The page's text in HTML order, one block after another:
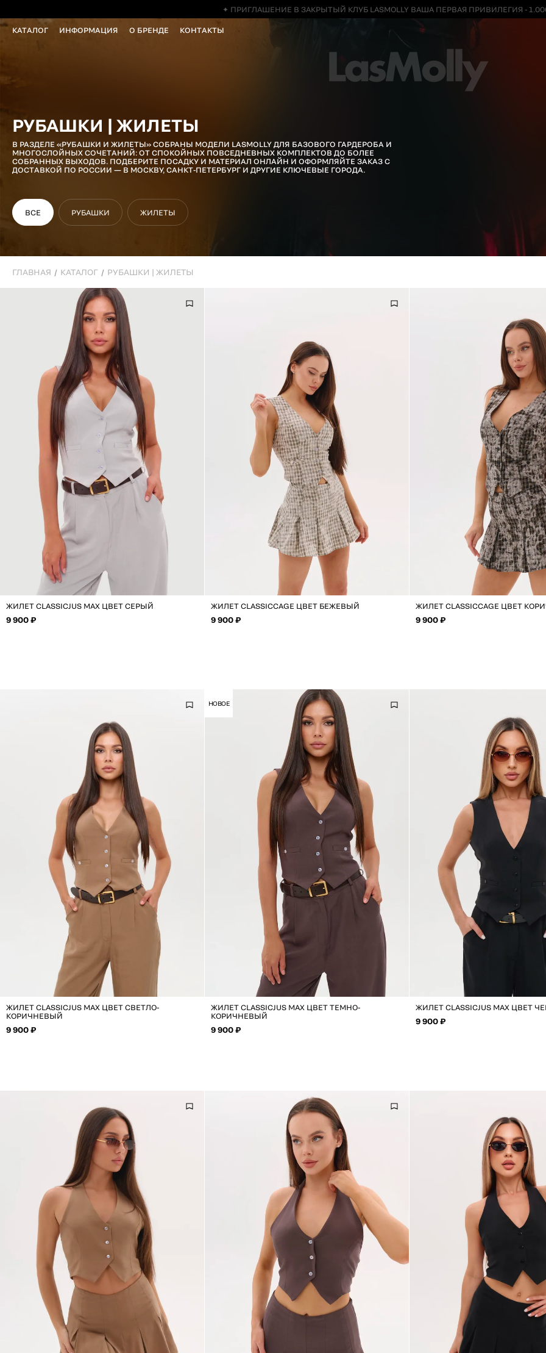
✦ ПРИГЛАШЕНИЕ В ЗАКРЫТЫЙ КЛУБ LASMOLLY ВАША ПЕРВАЯ ПРИВИЛЕГИЯ -
КАТАЛОГ ИНФОРМАЦИЯ О БРЕНДЕ КОНТАКТЫ
РУБАШКИ | ЖИЛЕТЫ
В РАЗДЕЛЕ «РУБАШКИ И ЖИЛЕТЫ» СОБРАНЫ МОДЕЛИ LASMOLLY ДЛЯ БАЗОВОГО ГАРДЕРОБА И
МНОГОСЛОЙНЫХ СОЧЕТАНИЙ: ОТ СПОКОЙНЫХ ПОВСЕДНЕВНЫХ КОМПЛЕКТОВ ДО БОЛЕЕ
СОБРАННЫХ ВЫХОДОВ. ПОДБЕРИТЕ ПОСАДКУ И МАТЕРИАЛ ОНЛАЙН И ОФОРМЛЯЙТЕ ЗАКАЗ С
ДОСТАВКОЙ ПО РОССИИ — В МОСКВУ, САНКТ-ПЕТЕРБУРГ И ДРУГИЕ КЛЮЧЕВЫЕ ГОРОДА.
ВСЕ РУБАШКИ ЖИЛЕТЫ
ГЛАВНАЯ КАТАЛОГ РУБАШКИ | ЖИЛЕТЫ
ЖИЛЕТ CLASSICJUS MAX ЦВЕТ СЕРЫЙ
9 900 ₽
ЖИЛЕТ CLASSICCAGE ЦВЕТ БЕЖЕВЫЙ
9 900 ₽
ЖИЛЕТ CLASSICCAGE ЦВЕТ
9 900 ₽
ЖИЛЕТ CLASSICJUS MAX ЦВЕТ СВЕТЛО-
КОРИЧНЕВЫЙ
9 900 ₽
НОВОЕ
ЖИЛЕТ CLASSICJUS MAX ЦВЕТ ТЕМНО-
КОРИЧНЕВЫЙ
9 900 ₽
ЖИЛЕТ CLASSICJUS MAX ЦВЕТ
9 900 ₽